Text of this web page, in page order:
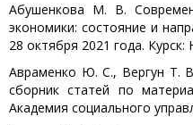
Абушенкова М. В.
экономики: состояние и
28 октября 2021 года.
Авраменко Ю. С., Вергун Т.
сборник статей по
Академия социального